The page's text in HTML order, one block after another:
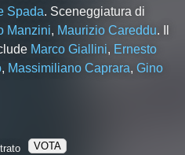
Spada. Sceneggiatura di
Manzini, Maurizio Careddu. Il
Marco Giallini, Ernesto
, Massimiliano Caprara, Gino
VOTA